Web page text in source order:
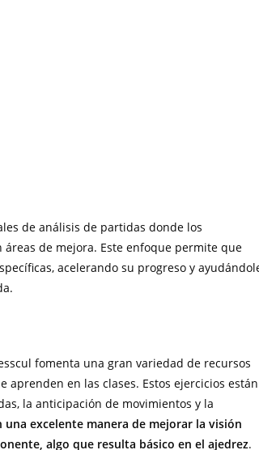
de análisis de partidas donde los
de mejora. Este enfoque permite que
acelerando su progreso y
fomenta una gran variedad de recursos
en las clases. Estos ejercicios están
la anticipación de movimientos y la
excelente manera de mejorar la visión
algo que resulta básico en el ajedrez.